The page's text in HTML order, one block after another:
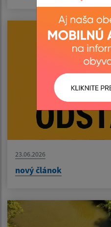
23.06.2026
nový článok